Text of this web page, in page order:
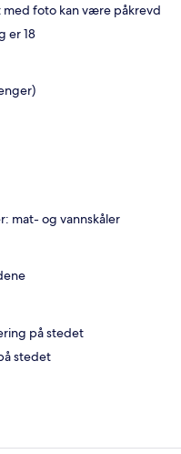
foto kan være påkrevd
er 18
mat- og vannskåler
på stedet
stedet